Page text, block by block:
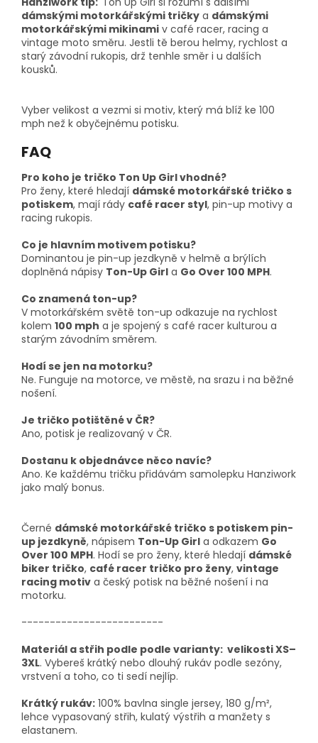
dámskými motorkářskými tričky a dámskými
motorkářskými mikinami v café racer, racing a
vintage moto směru. Jestli tě berou helmy, rychlost a
starý závodní rukopis, drž tenhle směr i u dalších
kousků.
Vyber velikost a vezmi si motiv, který má blíž ke 100
mph než k obyčejnému potisku.
FAQ
Pro koho je tričko Ton Up Girl vhodné?
Pro ženy, které hledají dámské motorkářské tričko s
potiskem, mají rády café racer styl, pin-up motivy a
racing rukopis.
Co je hlavním motivem potisku?
Dominantou je pin-up jezdkyně v helmě a brýlích
doplněná nápisy Ton-Up Girl a Go Over 100 MPH.
Co znamená ton-up?
V motorkářském světě ton-up odkazuje na rychlost
kolem 100 mph a je spojený s café racer kulturou a
starým závodním směrem.
Hodí se jen na motorku?
Ne. Funguje na motorce, ve městě, na srazu i na běžné
nošení.
Je tričko potištěné v ČR?
Ano, potisk je realizovaný v ČR.
Dostanu k objednávce něco navíc?
Ano. Ke každému tričku přidávám samolepku Hanziwork
jako malý bonus.
Černé dámské motorkářské tričko s potiskem pin-
up jezdkyně, nápisem Ton-Up Girl a odkazem Go
Over 100 MPH. Hodí se pro ženy, které hledají dámské
biker tričko, café racer tričko pro ženy, vintage
racing motiv a český potisk na běžné nošení i na
motorku.
-------------------------
Materiál a střih podle podle varianty: velikosti XS–
3XL. Vybereš krátký nebo dlouhý rukáv podle sezóny,
vrstvení a toho, co ti sedí nejlíp.
Krátký rukáv: 100% bavlna single jersey, 180 g/m²,
lehce vypasovaný střih, kulatý výstřih a manžety s
elastanem.